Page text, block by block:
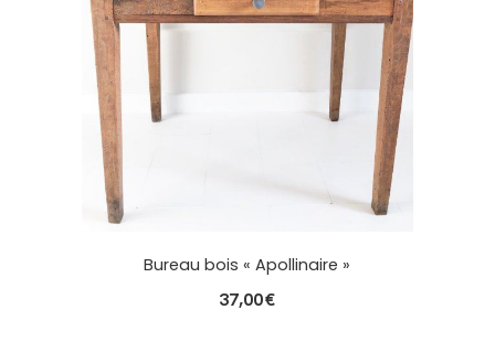
Bureau bois « Apollinaire »
37,00€